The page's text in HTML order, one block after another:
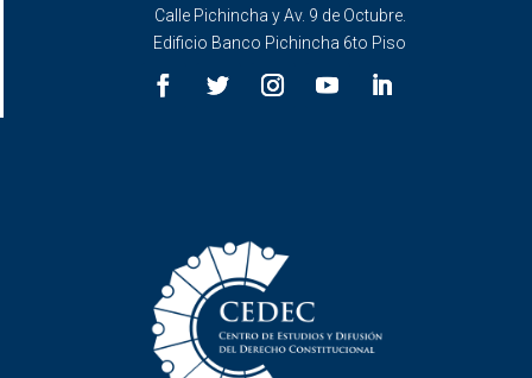
Calle Pichincha y Av. 9 de Octubre.
Edificio Banco Pichincha 6to Piso